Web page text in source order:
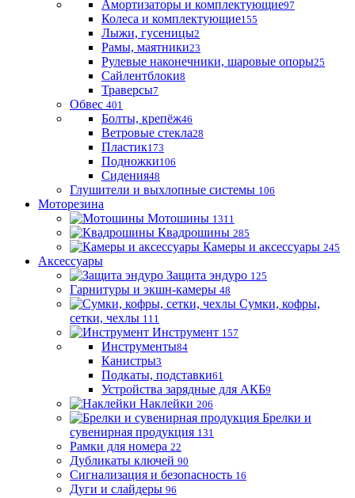
Амортизаторы и комплектующие97
Колеса и комплектующие155
Лыжи, гусеницы2
Рамы, маятники23
Рулевые наконечники, шаровые опоры25
Сайлентблоки8
Траверсы7
Обвес 401
Болты, крепёж46
Ветровые стекла28
Пластик173
Подножки106
Сидения48
Глушители и выхлопные системы 106
Моторезина
Мотошины 1311
Квадрошины 285
Камеры и аксессуары 245
Аксессуары
Защита эндуро 125
Гарнитуры и экшн-камеры 48
Сумки, кофры,
сетки, чехлы 111
Инструмент 157
Инструменты84
Канистры3
Подкаты, подставки61
Устройства зарядные для АКБ9
Наклейки 206
Брелки и
сувенирная продукция 131
Рамки для номера 22
Дубликаты ключей 90
Сигнализация и безопасность 16
Дуги и слайдеры 96